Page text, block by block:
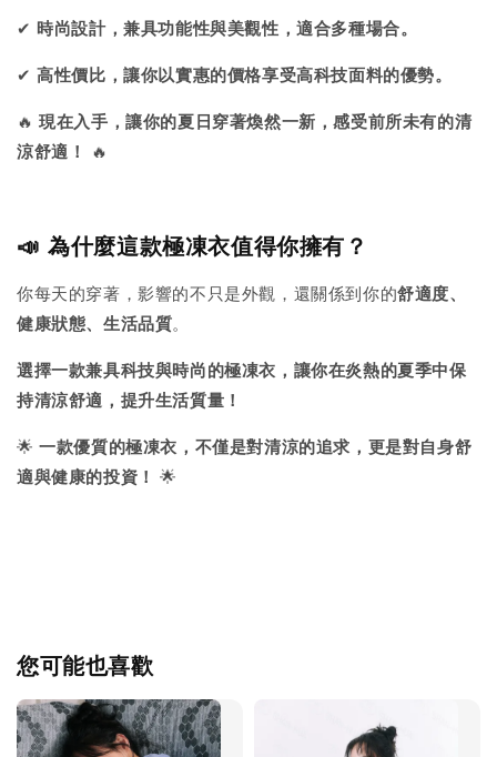
✔ 時尚設計，兼具功能性與美觀性，適合多種場合。
✔高性價比，讓你以實惠的價格享受高科技面料的優勢。
🔥現在入手，讓你的夏日穿著煥然一新，感受前所未有的清
涼舒適！
🔥
📣 為什麼這款極凍衣值得你擁有？
你每天的穿著，影響的不只是外觀，還關係到你的舒適度、
健康狀態、生活品質。
選擇一款兼具科技與時尚的極凍衣，讓你在炎熱的夏季中保
持清涼舒適，提升生活質量！
🌟一款優質的極凍衣，不僅是對清涼的追求，更是對自身舒
適與健康的投資！
🌟
您可能也喜歡